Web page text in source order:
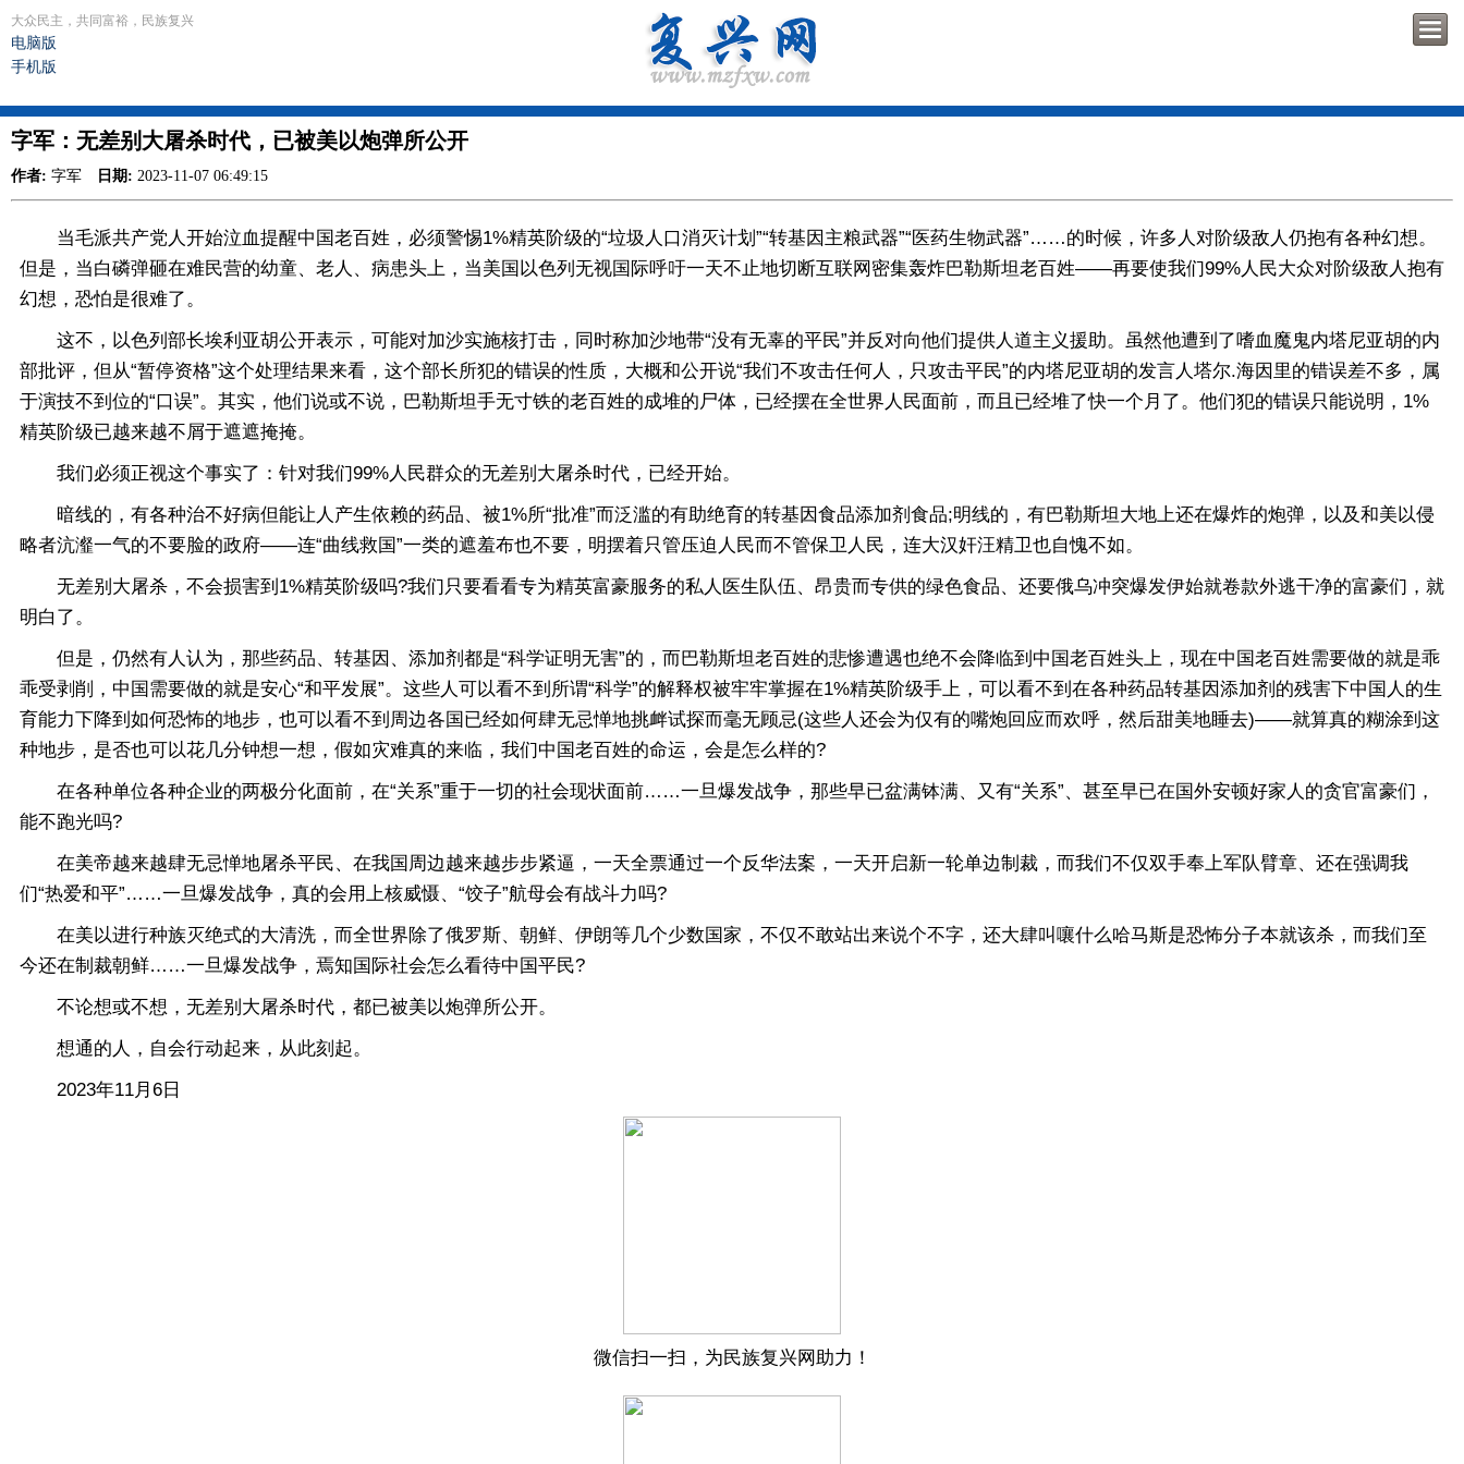
大众民主，共同富裕，民族复兴
电脑版
手机版
字军：无差别大屠杀时代，已被美以炮弹所公开
作者: 字军 日期: 2023-11-07 06:49:15
当毛派共产党人开始泣血提醒中国老百姓，必须警惕1%精英阶级的“垃圾人口消灭计划”“转基因主粮武器”“医药生物武器”……的时候，许多人对阶级敌人仍抱有各种幻想。
但是，当白磷弹砸在难民营的幼童、老人、病患头上，当美国以色列无视国际呼吁一天不止地切断互联网密集轰炸巴勒斯坦老百姓——再要使我们99%人民大众对阶级敌人抱有
幻想，恐怕是很难了。
这不，以色列部长埃利亚胡公开表示，可能对加沙实施核打击，同时称加沙地带“没有无辜的平民”并反对向他们提供人道主义援助。虽然他遭到了嗜血魔鬼内塔尼亚胡的内
部批评，但从“暂停资格”这个处理结果来看，这个部长所犯的错误的性质，大概和公开说“我们不攻击任何人，只攻击平民”的内塔尼亚胡的发言人塔尔.海因里的错误差不多，属
于演技不到位的“口误”。其实，他们说或不说，巴勒斯坦手无寸铁的老百姓的成堆的尸体，已经摆在全世界人民面前，而且已经堆了快一个月了。他们犯的错误只能说明，1%
精英阶级已越来越不屑于遮遮掩掩。
我们必须正视这个事实了：针对我们99%人民群众的无差别大屠杀时代，已经开始。
暗线的，有各种治不好病但能让人产生依赖的药品、被1%所“批准”而泛滥的有助绝育的转基因食品添加剂食品;明线的，有巴勒斯坦大地上还在爆炸的炮弹，以及和美以侵
略者沆瀣一气的不要脸的政府——连“曲线救国”一类的遮羞布也不要，明摆着只管压迫人民而不管保卫人民，连大汉奸汪精卫也自愧不如。
无差别大屠杀，不会损害到1%精英阶级吗?我们只要看看专为精英富豪服务的私人医生队伍、昂贵而专供的绿色食品、还要俄乌冲突爆发伊始就卷款外逃干净的富豪们，就
明白了。
但是，仍然有人认为，那些药品、转基因、添加剂都是“科学证明无害”的，而巴勒斯坦老百姓的悲惨遭遇也绝不会降临到中国老百姓头上，现在中国老百姓需要做的就是乖
乖受剥削，中国需要做的就是安心“和平发展”。这些人可以看不到所谓“科学”的解释权被牢牢掌握在1%精英阶级手上，可以看不到在各种药品转基因添加剂的残害下中国人的生
育能力下降到如何恐怖的地步，也可以看不到周边各国已经如何肆无忌惮地挑衅试探而毫无顾忌(这些人还会为仅有的嘴炮回应而欢呼，然后甜美地睡去)——就算真的糊涂到这
种地步，是否也可以花几分钟想一想，假如灾难真的来临，我们中国老百姓的命运，会是怎么样的?
在各种单位各种企业的两极分化面前，在“关系”重于一切的社会现状面前……一旦爆发战争，那些早已盆满钵满、又有“关系”、甚至早已在国外安顿好家人的贪官富豪们，
能不跑光吗?
在美帝越来越肆无忌惮地屠杀平民、在我国周边越来越步步紧逼，一天全票通过一个反华法案，一天开启新一轮单边制裁，而我们不仅双手奉上军队臂章、还在强调我
们“热爱和平”……一旦爆发战争，真的会用上核威慑、“饺子”航母会有战斗力吗?
在美以进行种族灭绝式的大清洗，而全世界除了俄罗斯、朝鲜、伊朗等几个少数国家，不仅不敢站出来说个不字，还大肆叫嚷什么哈马斯是恐怖分子本就该杀，而我们至
今还在制裁朝鲜……一旦爆发战争，焉知国际社会怎么看待中国平民?
不论想或不想，无差别大屠杀时代，都已被美以炮弹所公开。
想通的人，自会行动起来，从此刻起。
2023年11月6日
微信扫一扫，为民族复兴网助力！